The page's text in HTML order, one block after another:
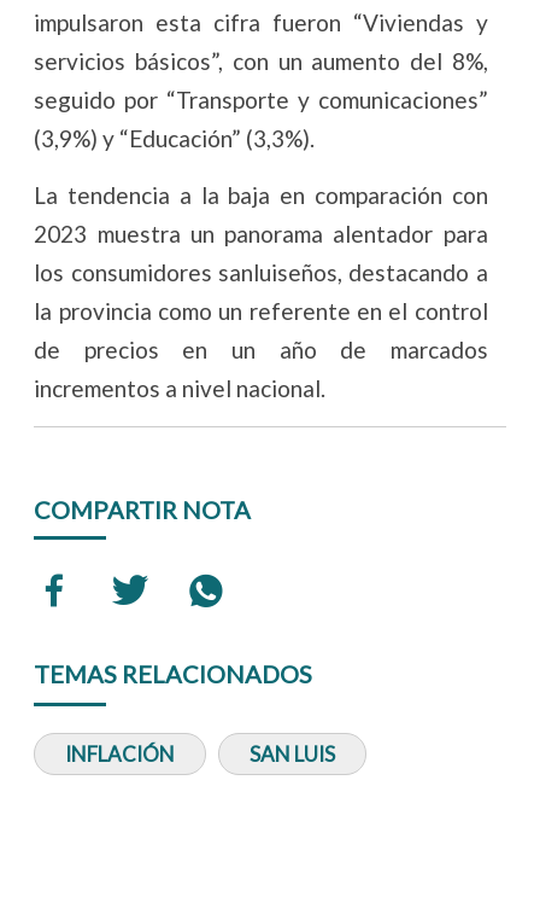
impulsaron esta cifra fueron “Viviendas y
servicios básicos”, con un aumento del 8%,
seguido por “Transporte y comunicaciones”
(3,9%) y “Educación” (3,3%).
La tendencia a la baja en comparación con
2023 muestra un panorama alentador para
los consumidores sanluiseños, destacando a
la provincia como un referente en el control
de precios en un año de marcados
incrementos a nivel nacional.
COMPARTIR NOTA
TEMAS RELACIONADOS
INFLACIÓN SAN LUIS